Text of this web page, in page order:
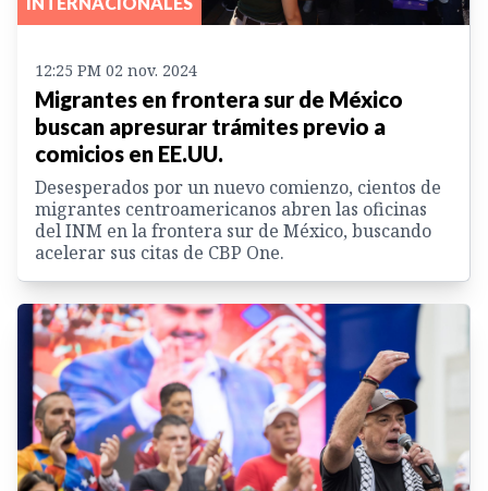
12:25 PM 02 nov. 2024
Migrantes en frontera sur de México
buscan apresurar trámites previo a
comicios en EE.UU.
Desesperados por un nuevo comienzo, cientos de
migrantes centroamericanos abren las oficinas
del INM en la frontera sur de México, buscando
acelerar sus citas de CBP One.